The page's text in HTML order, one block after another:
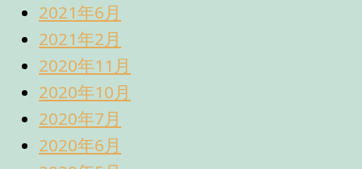
2021年6月
2021年2月
2020年11月
2020年10月
2020年7月
2020年6月